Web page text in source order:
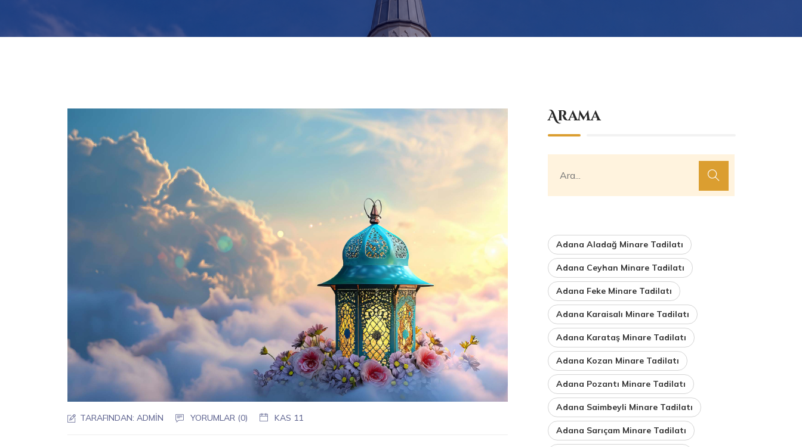
TARAFINDAN:ADMIN YORUMLAR (0) KAS 11
Arama
Adana Aladağ Minare Tadilatı
Adana Ceyhan Minare Tadilatı
Adana Feke Minare Tadilatı
Adana Karaisalı Minare Tadilatı
Adana Karataş Minare Tadilatı
Adana Kozan Minare Tadilatı
Adana Pozantı Minare Tadilatı
Adana Saimbeyli Minare Tadilatı
Adana Sarıçam Minare Tadilatı